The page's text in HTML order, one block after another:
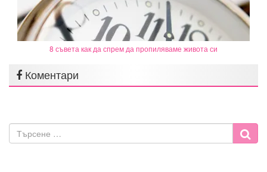
8 съвета как да спрем да пропиляваме живота си
Коментари